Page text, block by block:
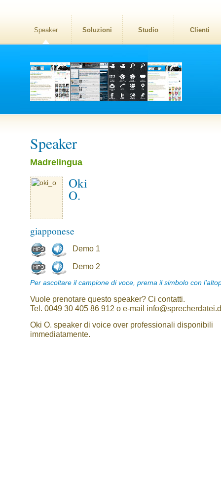
Speaker Soluzioni Studio Clienti
Speaker
Madrelingua
Oki
O.
giapponese
Demo 1
Demo 2
Per ascoltare il campione di voce, prema il simbolo con
Vuole prenotare questo speaker? Ci contatti.
Tel. 0049 30 405 86 912 o e-mail
Oki O. speaker di voice over professionali disponibili
immediatamente.